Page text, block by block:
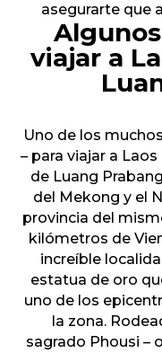
asegurarte que
viajar a
Uno de los
– para viajar a
de Luang
del Mekong y el
provincia del
kilómetros de
increíble
estatua de oro
uno de los
la zona.
sagrado Phousi –